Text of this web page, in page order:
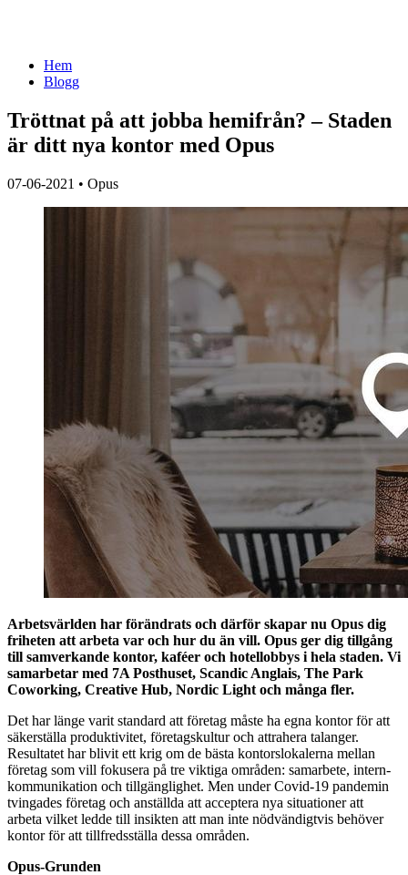
Hem
Blogg
Tröttnat på att jobba hemifrån? – Staden
är ditt nya kontor med Opus
07-06-2021 • Opus
Arbetsvärlden har förändrats och därför skapar nu ​Opus​ dig
friheten att arbeta var och hur du än vill. Opus ger dig tillgång
till samverkande kontor, kaféer och hotellobbys i hela staden. Vi
samarbetar med 7A Posthuset, Scandic Anglais, The Park
Coworking, Creative Hub, Nordic Light och många fler.
Det har länge varit standard att företag måste ha egna kontor för att
säkerställa produktivitet, företagskultur och attrahera talanger.
Resultatet har blivit ett krig om de bästa kontorslokalerna mellan
företag som vill fokusera på tre viktiga områden: samarbete, intern-
kommunikation och tillgänglighet. Men under Covid-19 pandemin
tvingades företag och anställda att acceptera nya situationer att
arbeta vilket ledde till insikten att man inte nödvändigtvis behöver
kontor för att tillfredsställa dessa områden.
Opus-Grunden